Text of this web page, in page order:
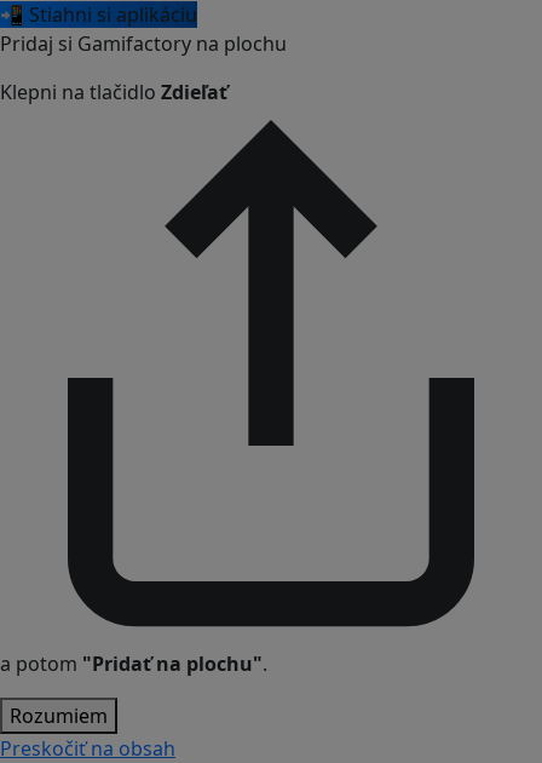
📲 Stiahni si aplikáciu
Pridaj si Gamifactory na plochu
Klepni na tlačidlo Zdieľať
a potom "Pridať na plochu".
Rozumiem
Preskočiť na obsah